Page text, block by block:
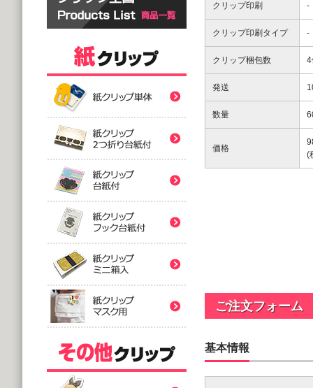
クリップ印刷 -
クリップ印刷タイプ -
クリップ梱包数 4
発送
数量
価格
(
ご注文フォーム
基本情報
紙クリップ印刷なし
印刷付きタイプ
@32.52～
紙クリップ印刷なし
紙クリップ印刷なし
(5,000個 1個あたり)
フック台紙付タイプ
紙クリップ印刷有
ミニ箱タイプ
@122.58～
(5,000個 1個あたり)
アクリルクリップ印